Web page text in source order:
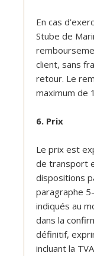
En cas
Stube de
client, sans
retour. Le
maximum de
6. Prix
Le prix est
de transport
dispositions
paragraphe
indiqués au
dans la
définitif,
incluant la